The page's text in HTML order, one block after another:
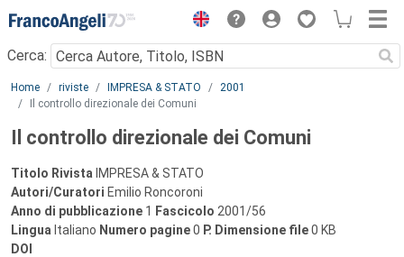
Menu
Cerca:
Main content
Home riviste IMPRESA & STATO
2001
Il controllo direzionale dei Comuni
Il controllo direzionale dei Comuni
Titolo Rivista IMPRESA & STATO
Autori/Curatori Emilio Roncoroni
Anno di pubblicazione 1 Fascicolo 2001/56
Lingua Italiano Numero pagine0 P. Dimensione file0 KB
DOI